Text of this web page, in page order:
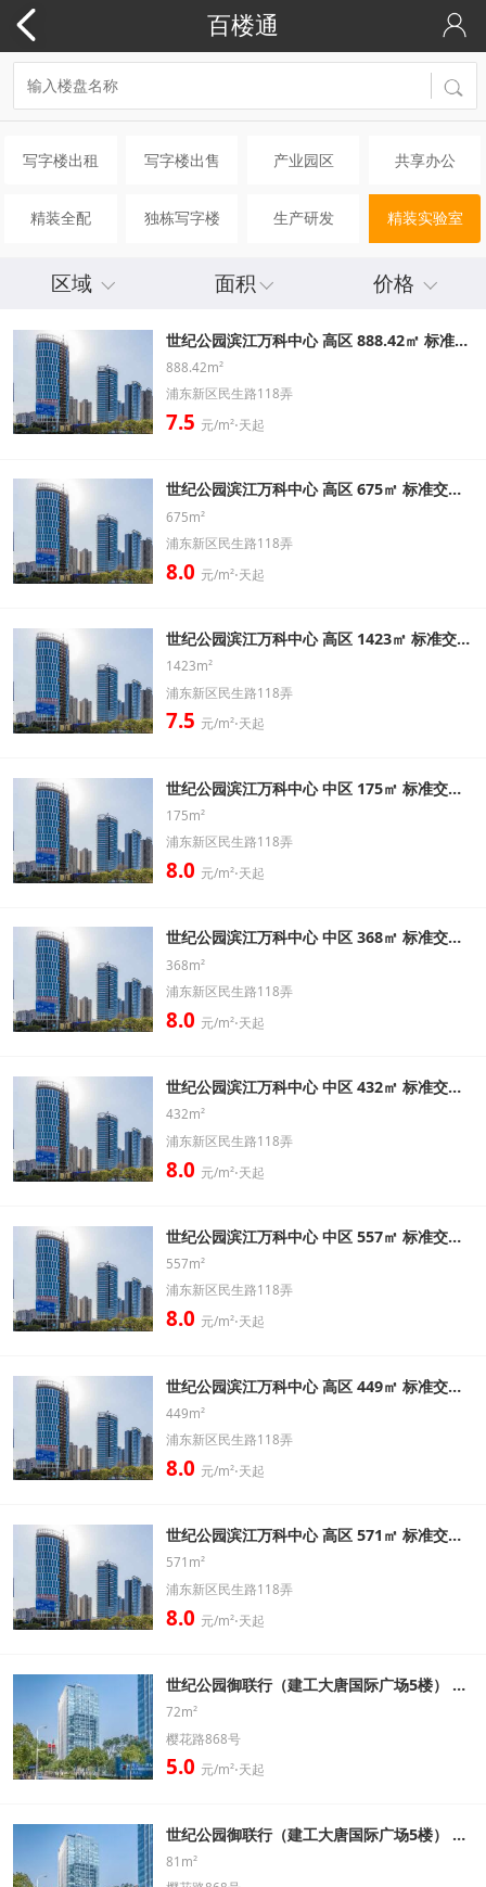
百楼通
写字楼出租 写字楼出售 产业园区 共享办公
精装全配 独栋写字楼 生产研发 精装实验室
区域 面积 价格
世纪公园滨江万科中心 高区 888.42㎡ 标准交房办公室出租信息
888.42m²
浦东新区民生路118弄
7.5 元/m²⋅天起
世纪公园滨江万科中心 高区 675㎡ 标准交房办公室出租信息
675m²
浦东新区民生路118弄
8.0 元/m²⋅天起
世纪公园滨江万科中心 高区 1423㎡ 标准交房办公室出租信息
1423m²
浦东新区民生路118弄
7.5 元/m²⋅天起
世纪公园滨江万科中心 中区 175㎡ 标准交房办公室出租信息
175m²
浦东新区民生路118弄
8.0 元/m²⋅天起
世纪公园滨江万科中心 中区 368㎡ 标准交房办公室出租信息
368m²
浦东新区民生路118弄
8.0 元/m²⋅天起
世纪公园滨江万科中心 中区 432㎡ 标准交房办公室出租信息
432m²
浦东新区民生路118弄
8.0 元/m²⋅天起
世纪公园滨江万科中心 中区 557㎡ 标准交房办公室出租信息
557m²
浦东新区民生路118弄
8.0 元/m²⋅天起
世纪公园滨江万科中心 高区 449㎡ 标准交房办公室出租信息
449m²
浦东新区民生路118弄
8.0 元/m²⋅天起
世纪公园滨江万科中心 高区 571㎡ 标准交房办公室出租信息
571m²
浦东新区民生路118弄
8.0 元/m²⋅天起
世纪公园御联行（建工大唐国际广场5楼） 低区 72㎡ 精装带家具办公室出租信息
72m²
樱花路868号
5.0 元/m²⋅天起
世纪公园御联行（建工大唐国际广场5楼） 高区 81㎡ 精装带家具办公室出租信息
81m²